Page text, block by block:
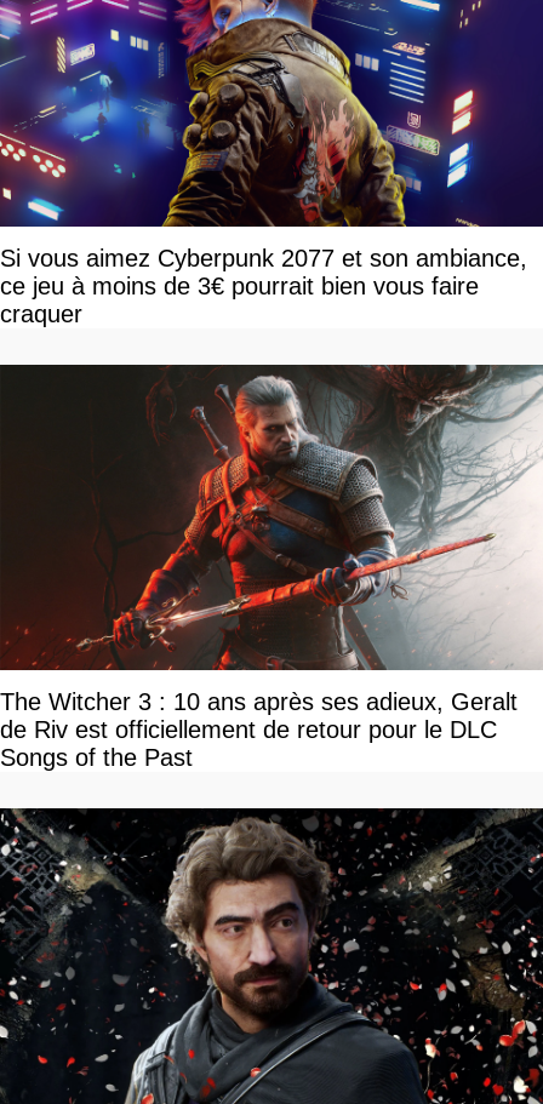
Si vous aimez Cyberpunk 2077 et son ambiance,
ce jeu à moins de 3€ pourrait bien vous faire
craquer
The Witcher 3 : 10 ans après ses adieux, Geralt
de Riv est officiellement de retour pour le DLC
Songs of the Past